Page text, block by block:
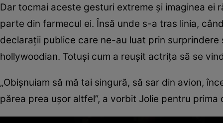
Dar tocmai aceste gesturi extreme şi imaginea
parte din farmecul ei. Însă unde s-a tras linia,
declaraţii publice care ne-au luat prin
hollywoodian. Totuşi cum a reuşit actriţa să se
„Obişnuiam să mă tai singură, să sar din avion,
părea prea uşor altfel”, a vorbit Jolie pentru